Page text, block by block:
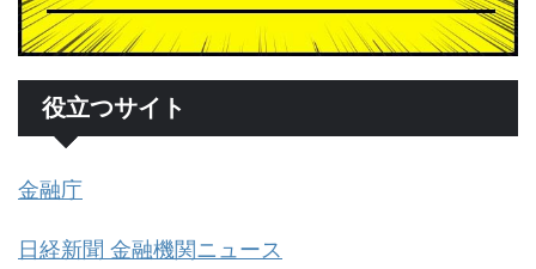
役立つサイト
金融庁
日経新聞 金融機関ニュース